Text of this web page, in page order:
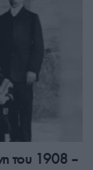
του 1908 –